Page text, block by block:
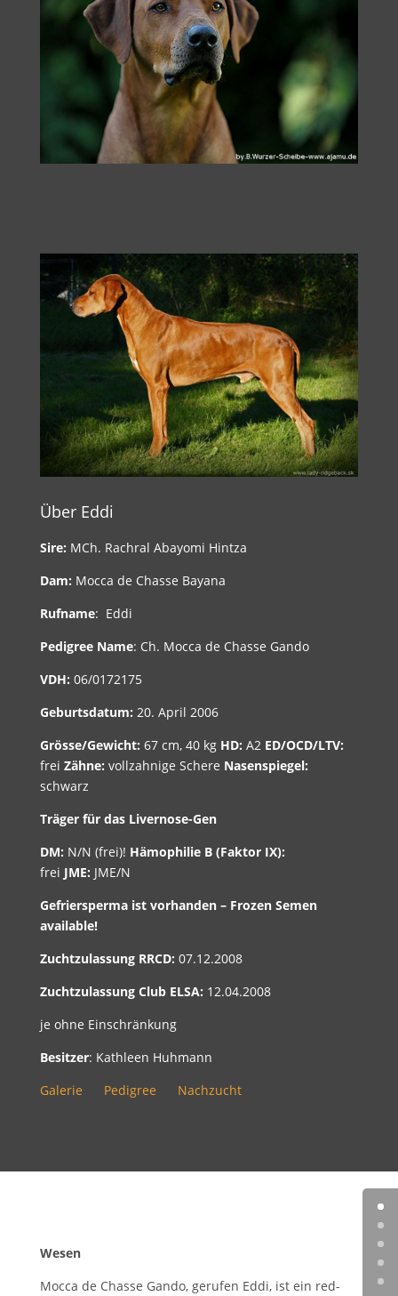
Über Eddi
Sire: MCh. Rachral Abayomi Hintza
Dam: Mocca de Chasse Bayana
Rufname: Eddi
Pedigree Name: Ch. Mocca de Chasse Gando
VDH: 06/0172175
Geburtsdatum: 20. April 2006
Grösse/Gewicht: 67 cm, 40 kg HD: A2 ED/OCD/LTV:
frei Zähne: vollzahnige Schere Nasenspiegel:
schwarz
Träger für das Livernose-Gen
DM: N/N (frei)! Hämophilie B (Faktor IX):
frei JME: JME/N
Gefriersperma ist vorhanden – Frozen Semen
available!
Zuchtzulassung RRCD: 07.12.2008
Zuchtzulassung Club ELSA: 12.04.2008
je ohne Einschränkung
Besitzer: Kathleen Huhmann
Galerie
Pedigree Nachzucht
Wesen
Mocca de Chasse Gando, gerufen Eddi, ist ein red-